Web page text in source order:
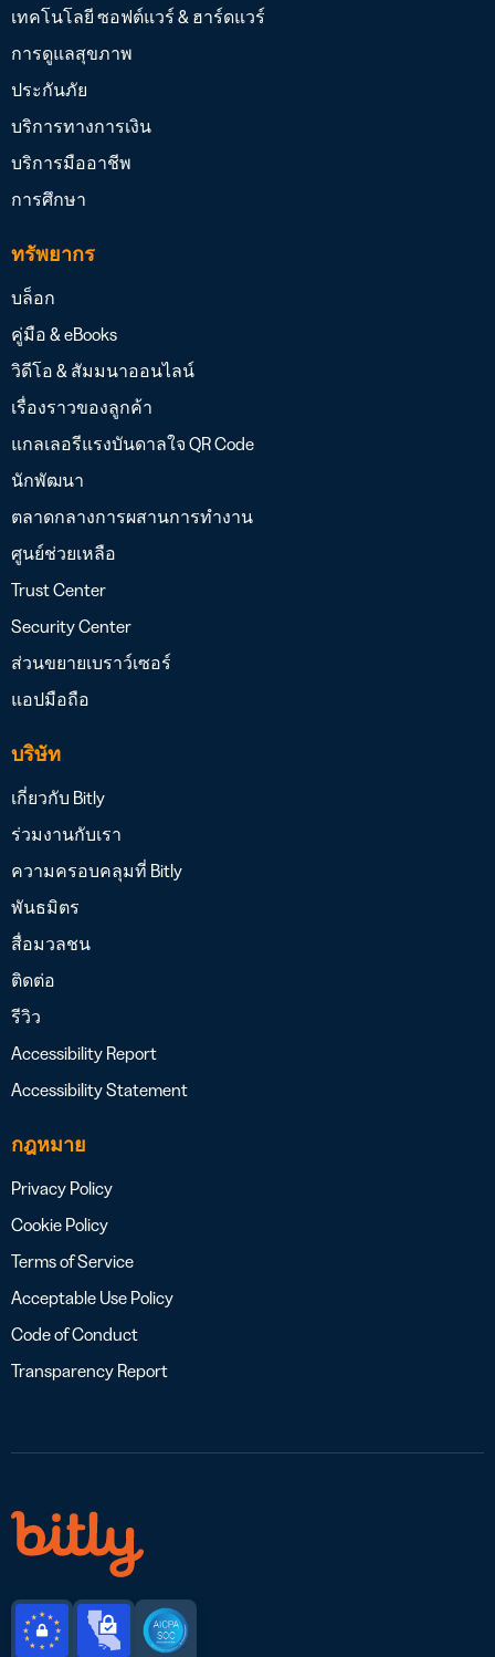
เทคโนโลยี ซอฟต์แวร์ & ฮาร์ดแวร์
การดูแลสุขภาพ
ประกันภัย
บริการทางการเงิน
บริการมืออาชีพ
การศึกษา
ทรัพยากร
บล็อก
คู่มือ & eBooks
วิดีโอ & สัมมนาออนไลน์
เรื่องราวของลูกค้า
แกลเลอรีแรงบันดาลใจ QR Code
นักพัฒนา
ตลาดกลางการผสานการทำงาน
ศูนย์ช่วยเหลือ
Trust Center
Security Center
ส่วนขยายเบราว์เซอร์
แอปมือถือ
บริษัท
เกี่ยวกับ Bitly
ร่วมงานกับเรา
ความครอบคลุมที่ Bitly
พันธมิตร
สื่อมวลชน
ติดต่อ
รีวิว
Accessibility Report
Accessibility Statement
กฎหมาย
Privacy Policy
Cookie Policy
Terms of Service
Acceptable Use Policy
Code of Conduct
Transparency Report